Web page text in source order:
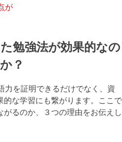
が
勉強法が効果的なの
か？
力を証明できるだけでなく、資
的な学習にも繋がります。ここで
がるのか、３つの理由をお伝えし